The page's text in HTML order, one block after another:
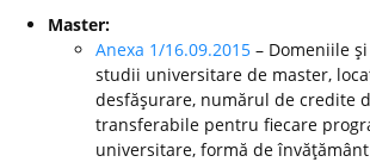
Master:
Anexa 1/16.09.2015 – Domeniile
studii universitare de master,
desfăşurare, numărul de credite
transferabile pentru fiecare
universitare, formă de